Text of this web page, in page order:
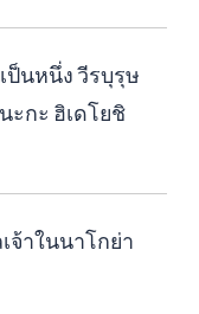
นหนึ่ง วีรบุรุษ
ะกะ ฮิเดโยชิ
จ้าในนาโกย่า